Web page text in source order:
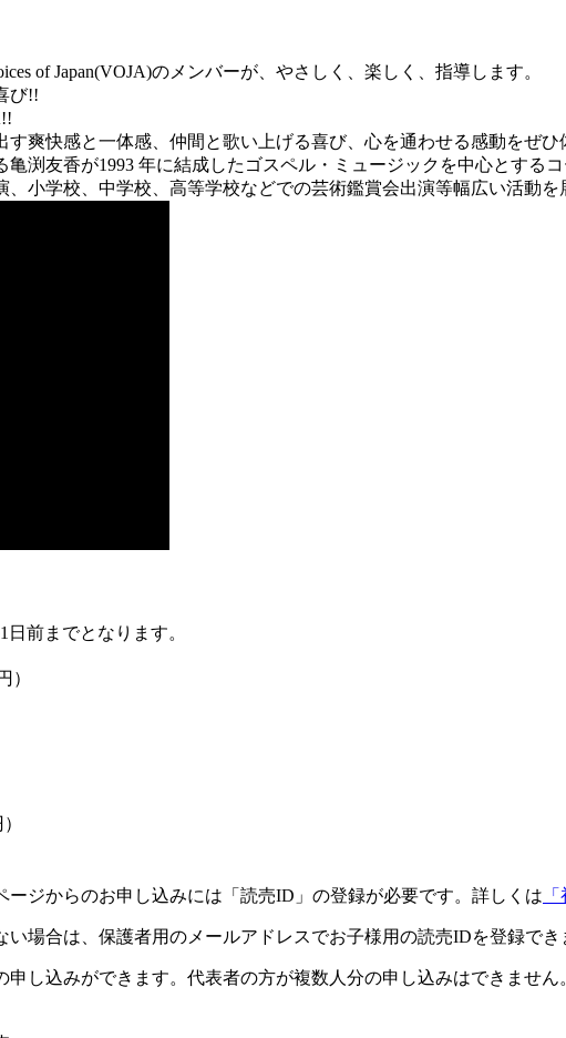
of Japan(VOJA)のメンバーが、やさしく、楽しく、指導します。
び!!
爽快感と一体感、仲間と歌い上げる喜び、心を通わせる感動をぜひ
渕友香が1993 年に結成したゴスペル・ミュージックを中心とするコ
小学校、中学校、高等学校などでの芸術鑑賞会出演等幅広い活動を
前までとなります。
）
ジからのお申し込みには「読売ID」の登録が必要です。詳しくは
場合は、保護者用のメールアドレスでお子様用の読売IDを登録でき
し込みができます。代表者の方が複数人分の申し込みはできませ